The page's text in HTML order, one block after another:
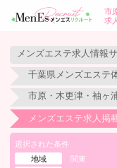
市
求
千葉県メンズエステ
メンズエステ求人掲
選択された条件
地域
関東